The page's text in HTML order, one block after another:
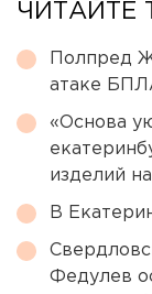
ЧИТАЙТЕ
Полпред
атаке
«Основа
изделий
В
Федулев